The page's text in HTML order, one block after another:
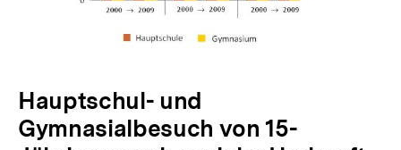
:N
ä
Hauptschul- und
Gymnasialbesuch von 15-